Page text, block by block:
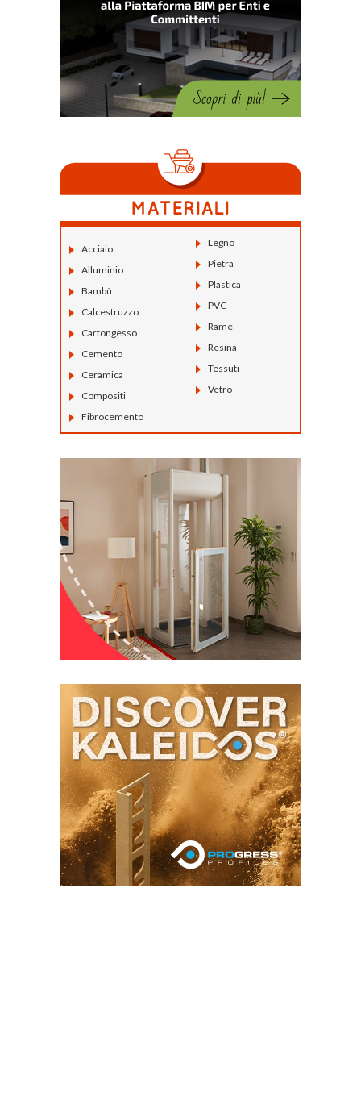
Acciaio
Alluminio
Bambù
Calcestruzzo
Cartongesso
Cemento
Ceramica
Compositi
Fibrocemento
Legno
Pietra
Plastica
PVC
Rame
Resina
Tessuti
Vetro